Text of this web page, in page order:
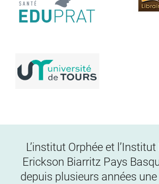
L’institut Orphée et
Erickson Biarritz Pays
depuis plusieurs années